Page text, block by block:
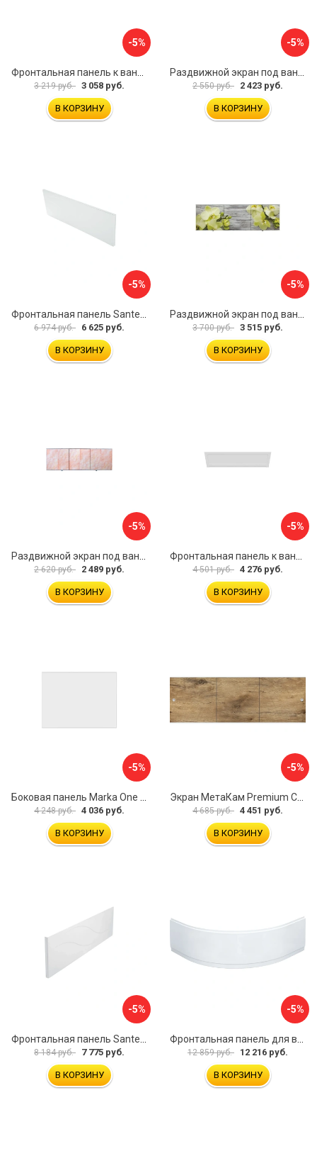
-5%
3 219 руб. 3 058 руб.
В КОРЗИНУ
-5%
2 550 руб. 2 423 руб.
В КОРЗИНУ
-5%
6 974 руб. 6 625 руб.
В КОРЗИНУ
-5%
3 700 руб. 3 515 руб.
В КОРЗИНУ
-5%
2 620 руб. 2 489 руб.
В КОРЗИНУ
-5%
4 501 руб. 4 276 руб.
В КОРЗИНУ
-5%
Боковая панель Marka One Flat 80 MG L 02бфл80мгл
4 248 руб. 4 036 руб.
В КОРЗИНУ
-5%
Экран МетаКам Premium Collection 4650208860133
4 685 руб. 4 451 руб.
В КОРЗИНУ
-5%
8 184 руб. 7 775 руб.
В КОРЗИНУ
-5%
12 859 руб. 12 216 руб.
В КОРЗИНУ